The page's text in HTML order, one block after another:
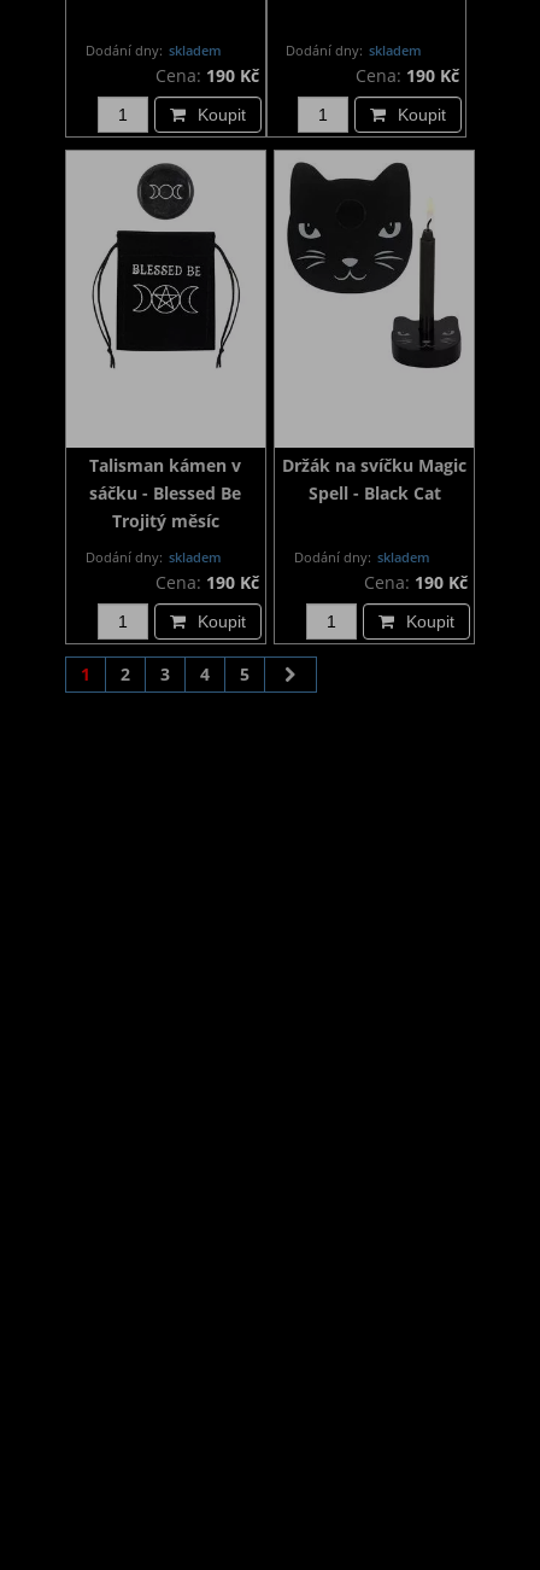
Dodání dny: skladem
Cena: 190 Kč
Koupit
Dodání dny: skladem
Cena: 190 Kč
Koupit
Talisman kámen v
sáčku - Blessed Be
Trojitý měsíc
Dodání dny: skladem
Cena: 190 Kč
Koupit
Držák na svíčku Magic
Spell - Black Cat
Dodání dny: skladem
Cena: 190 Kč
Koupit
1 2 3 4 5